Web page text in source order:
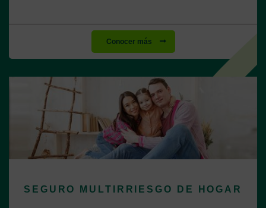
Conocer más
SEGURO MULTIRRIESGO DE HOGAR